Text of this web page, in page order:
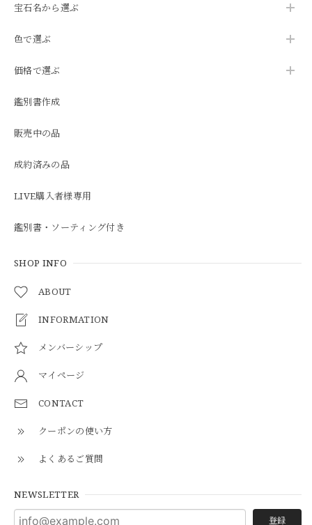
宝石名から選ぶ
色で選ぶ
価格で選ぶ
鑑別書作成
販売中の品
成約済みの品
LIVE購入者様専用
鑑別書・ソーティング付き
SHOP INFO
ABOUT
INFORMATION
メンバーシップ
マイページ
CONTACT
クーポンの使い方
よくあるご質問
NEWSLETTER
登録